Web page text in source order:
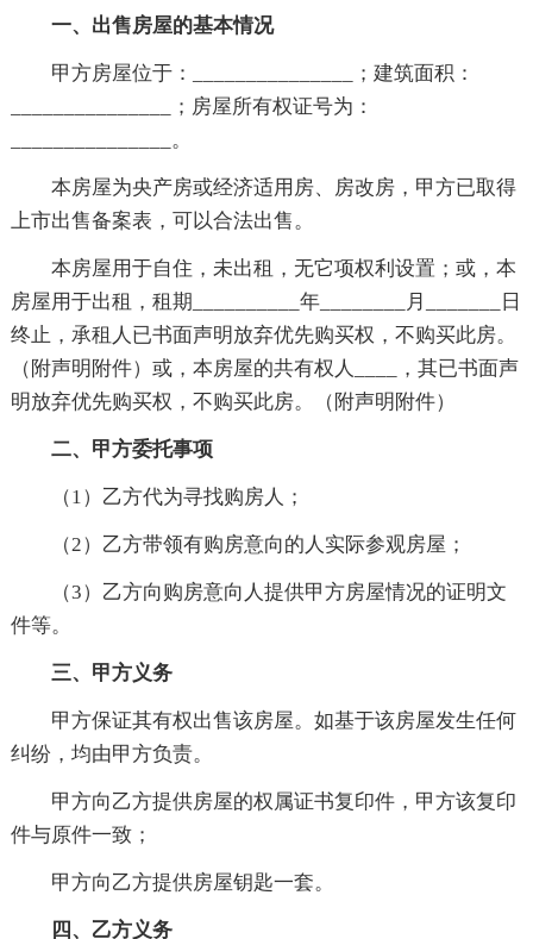
一、出售房屋的基本情况
甲方房屋位于：_______________；建筑面积：
_______________；房屋所有权证号为：
_______________。
本房屋为央产房或经济适用房、房改房，甲方已取得
上市出售备案表，可以合法出售。
本房屋用于自住，未出租，无它项权利设置；或，本
房屋用于出租，租期__________年________月_______日
终止，承租人已书面声明放弃优先购买权，不购买此房。
（附声明附件）或，本房屋的共有权人____，其已书面声
明放弃优先购买权，不购买此房。（附声明附件）
二、甲方委托事项
（1）乙方代为寻找购房人；
（2）乙方带领有购房意向的人实际参观房屋；
（3）乙方向购房意向人提供甲方房屋情况的证明文
件等。
三、甲方义务
甲方保证其有权出售该房屋。如基于该房屋发生任何
纠纷，均由甲方负责。
甲方向乙方提供房屋的权属证书复印件，甲方该复印
件与原件一致；
甲方向乙方提供房屋钥匙一套。
四、乙方义务